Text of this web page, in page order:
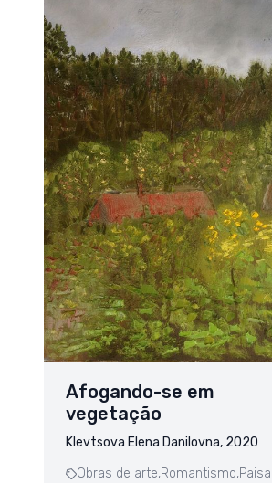
Afogando-se em
vegetação
Klevtsova Elena Danilovna, 2020
Obras de arte,Romantismo,